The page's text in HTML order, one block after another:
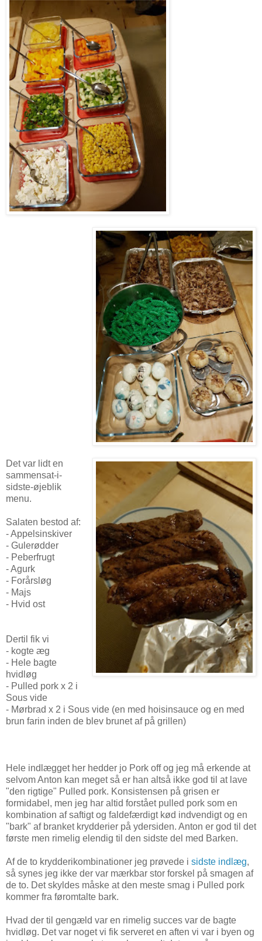
Det var lidt en
sammensat-i-
sidste-øjeblik
menu.
Salaten bestod af:
- Appelsinskiver
- Gulerødder
- Peberfrugt
- Agurk
- Forårsløg
- Majs
- Hvid ost
Dertil fik vi
- kogte æg
- Hele bagte
hvidløg
- Pulled pork x 2 i
Sous vide
- Mørbrad x 2 i Sous vide (en med hoisinsauce og en med
brun farin inden de blev brunet af på grillen)
Hele indlægget her hedder jo Pork off og jeg må erkende at
selvom Anton kan meget så er han altså ikke god til at lave
"den rigtige" Pulled pork. Konsistensen på grisen er
formidabel, men jeg har altid forstået pulled pork som en
kombination af saftigt og faldefærdigt kød indvendigt og en
"bark" af branket krydderier på ydersiden. Anton er god til det
første men rimelig elendig til den sidste del med Barken.
Af de to krydderikombinationer jeg prøvede i sidste indlæg,
så synes jeg ikke der var mærkbar stor forskel på smagen af
de to. Det skyldes måske at den meste smag i Pulled pork
kommer fra føromtalte bark.
Hvad der til gengæld var en rimelig succes var de bagte
hvidløg. Det var noget vi fik serveret en aften vi var i byen og